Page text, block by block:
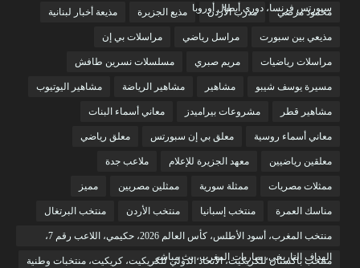
سبورتس فرنسا، دوري أبطال أوروبا
محمود مرضي مدرب الأردن مذيع الجزيرة مذيعة أخبار لبنانية
مذيعي بين سبورت مراسل رياضي مراسلات بي إن
مراسلات رياضيات مريم صبري مسلسلات نسرين طافش
مسيرة يوسف شيبو مشاهير مشاهير الرياضة مشاهير اليوتيوب
مشاهير قطر مشروعات بيراميدز معاني أسماء البنات
معاني أسماء روسية معلق بي إن سبورتس معلق رياضي
معلقين رياضيين معهد الجزيرة للإعلام ملاعب جدة
ممثلات مصريات ممثلة سورية ممثلين مصريين مميز
مناسك العمرة منتخب إسبانيا منتخب الأردن منتخب البرتغال
منتخب المغرب، أسود الأطلس، كأس العالم 2026، حكيمي، اللاعب رقم 7،
الهداف التاريخي، مباريات المغرب، بث مباشر
منتخب باكستان للكريكيت، الاتحاد الدولي للكريكيت، كريكيت، منتخبات وطنية